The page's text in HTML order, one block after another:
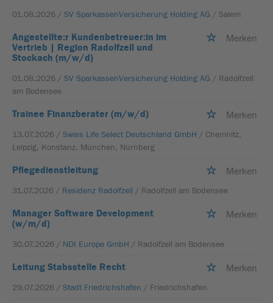
01.08.2026 / SV SparkassenVersicherung Holding AG / Salem
Angestellte:r Kundenbetreuer:in im
Vertrieb | Region Radolfzell und
Stockach (m/w/d)
Merken
01.08.2026 / SV SparkassenVersicherung Holding AG / Radolfzell
am Bodensee
Trainee Finanzberater (m/w/d) Merken
13.07.2026 / Swiss Life Select Deutschland GmbH / Chemnitz,
Leipzig, Konstanz, München, Nürnberg
Pflegedienstleitung Merken
31.07.2026 / Residenz Radolfzell / Radolfzell am Bodensee
Manager Software Development
(w/m/d)
Merken
30.07.2026 / NDI Europe GmbH / Radolfzell am Bodensee
Leitung Stabsstelle Recht Merken
29.07.2026 / Stadt Friedrichshafen / Friedrichshafen